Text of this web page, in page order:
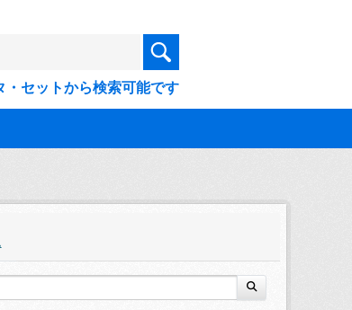
・セットから検索可能です